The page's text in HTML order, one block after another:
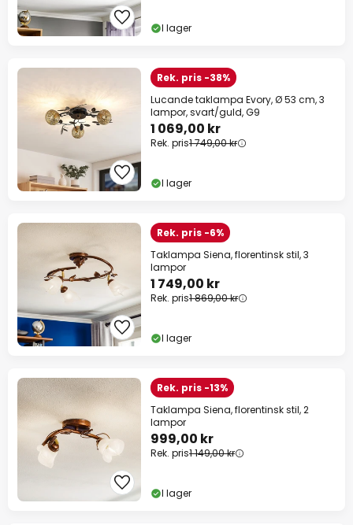
I lager
Rek. pris -38%
Lucande taklampa Evory, Ø 53 cm, 3
lampor, svart/guld, G9
1 069,00 kr
Rek. pris1 749,00 kr
I lager
Rek. pris -6%
Taklampa Siena, florentinsk stil, 3
lampor
1 749,00 kr
Rek. pris1 869,00 kr
I lager
Rek. pris -13%
Taklampa Siena, florentinsk stil, 2
lampor
999,00 kr
Rek. pris1 149,00 kr
I lager